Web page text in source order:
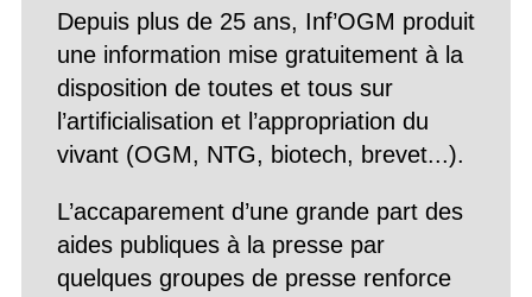
Depuis plus de 25 ans, Inf’OGM produit
une information mise gratuitement à la
disposition de toutes et tous sur
l’artificialisation et l’appropriation du
vivant (OGM, NTG, biotech, brevet...).
L’accaparement d’une grande part des
aides publiques à la presse par
quelques groupes de presse renforce